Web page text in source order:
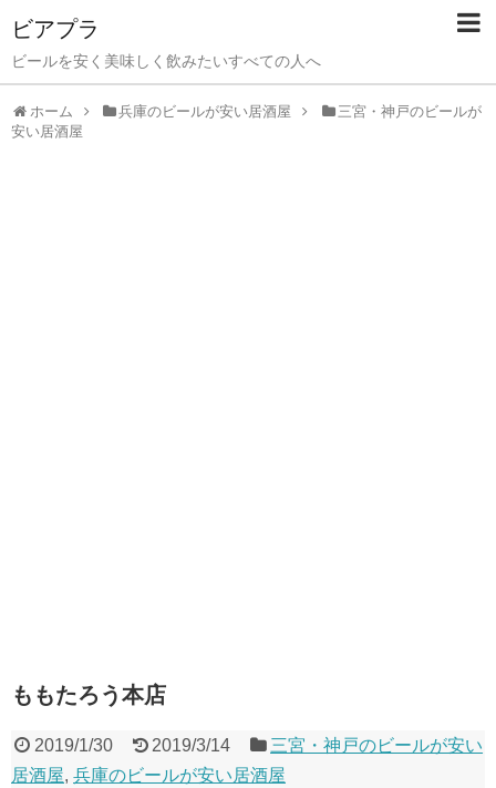
ビアプラ
ビールを安く美味しく飲みたいすべての人へ
ホーム 兵庫のビールが安い居酒屋
三宮・神戸のビールが
安い居酒屋
ももたろう本店
2019/1/30 2019/3/14
三宮・神戸のビールが安い
居酒屋, 兵庫のビールが安い居酒屋